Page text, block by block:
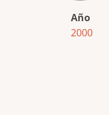
Año
2000